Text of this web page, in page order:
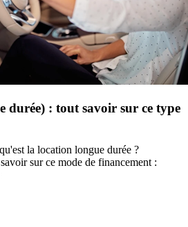
durée) : tout savoir sur ce type
la location longue durée ?
sur ce mode de financement :